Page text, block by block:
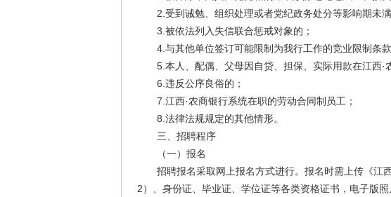
2.受到诫勉、组织处理或者党纪政务处分等影响期未满
3.被依法列入失信联合惩戒对象的；
4.与其他单位签订可能限制为我行工作的竞业限制条款
5.本人、配偶、父母因自贷、担保、实际用款在江西·
6.违反公序良俗的；
7.江西·农商银行系统在职的劳动合同制员工；
8.法律法规规定的其他情形。
三、招聘程序
（一）报名
招聘报名采取网上报名方式进行。报名时需上传《江
2）、身份证、毕业证、学位证等各类资格证书，电子版